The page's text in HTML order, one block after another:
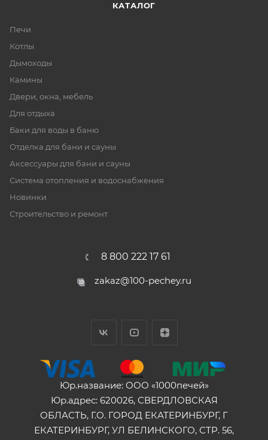
КАТАЛОГ
Печи
Котлы
Дымоходы
Камины
Двери, окна, мебель
Для отдыха
Баки для воды в баню
Отделка для бани и сауны
Аксессуары для бани и сауны
Система отопления и водоснабжения
Новинки
Строительство и ремонт
8 800 222 17 61
zakaz@100-pechey.ru
Юр.название: ООО «1000печей»
Юр.адрес: 620026, СВЕРДЛОВСКАЯ
ОБЛАСТЬ, Г.О. ГОРОД ЕКАТЕРИНБУРГ, Г
ЕКАТЕРИНБУРГ, УЛ БЕЛИНСКОГО, СТР. 56,